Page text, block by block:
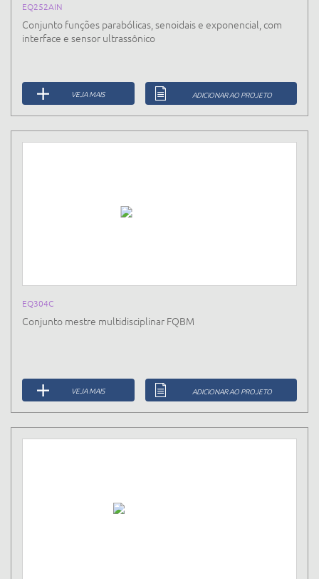
EQ252AIN
Conjunto funções parabólicas, senoidais e exponencial, com
interface e sensor ultrassônico
VEJA MAIS ADICIONAR AO PROJETO
EQ304C
Conjunto mestre multidisciplinar FQBM
VEJA MAIS ADICIONAR AO PROJETO